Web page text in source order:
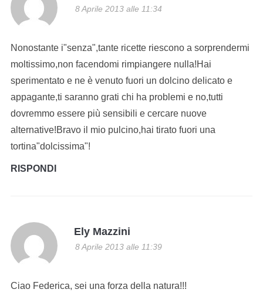
8 Aprile 2013 alle 11:34
Nonostante i"senza",tante ricette riescono a sorprendermi
moltissimo,non facendomi rimpiangere nulla!Hai
sperimentato e ne è venuto fuori un dolcino delicato e
appagante,ti saranno grati chi ha problemi e no,tutti
dovremmo essere più sensibili e cercare nuove
alternative!Bravo il mio pulcino,hai tirato fuori una
tortina"dolcissima"!
RISPONDI
Ely Mazzini
8 Aprile 2013 alle 11:39
Ciao Federica, sei una forza della natura!!!